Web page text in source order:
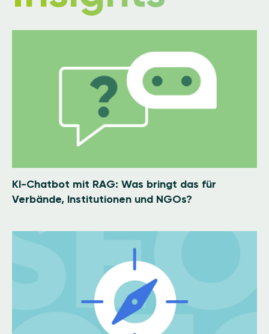
KI-Chatbot mit RAG: Was bringt das für
Verbände, Institutionen und NGOs?